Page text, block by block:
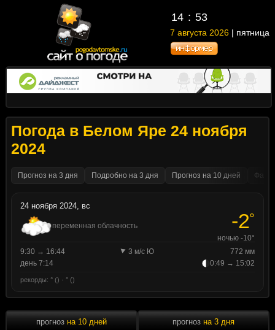
14 53
7 августа 2026 | пятница
Погода в Белом Яре 24 ноября
2024
Прогноз на 3 дня Подробно на 3 дня Прогноз на 10 дней
24 ноября 2024, вс
переменная облачность -2°
ночью -10°
9:30 → 16:44
3 м/с Ю
772 мм
день 7:14
0:49 → 15:02
рекорды: ° () · ° ()
прогноз на 10 дней прогноз на 3 дня